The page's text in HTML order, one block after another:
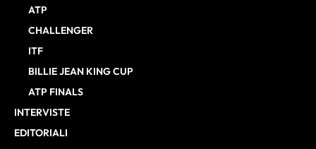
ATP
CHALLENGER
ITF
BILLIE JEAN KING CUP
ATP FINALS
INTERVISTE
EDITORIALI